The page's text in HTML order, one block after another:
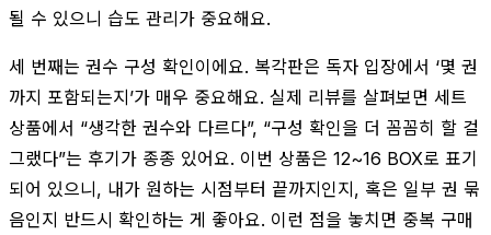
될 수 있으니 습도 관리가 중요해요.
세 번째는 권수 구성 확인이에요. 복각판은 독자 입장에서 ‘몇 권
까지 포함되는지’가 매우 중요해요. 실제 리뷰를 살펴보면 세트
상품에서 “생각한 권수와 다르다”, “구성 확인을 더 꼼꼼히 할 걸
그랬다”는 후기가 종종 있어요. 이번 상품은 12~16 BOX로 표기
되어 있으니, 내가 원하는 시점부터 끝까지인지, 혹은 일부 권 묶
음인지 반드시 확인하는 게 좋아요. 이런 점을 놓치면 중복 구매